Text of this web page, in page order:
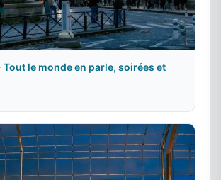
Tout le monde en parle, soirées et